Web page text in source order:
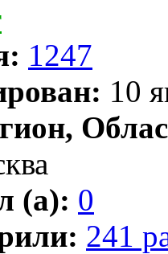
1247
10
(а): 0
241